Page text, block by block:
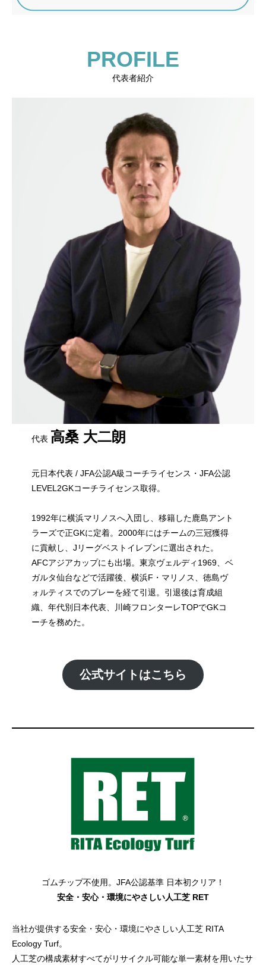
PROFILE
代表者紹介
代表 高桑 大二朗
元日本代表 / JFA公認A級コーチライセンス・JFA公認
LEVEL2GKコーチライセンス取得。
1992年に横浜マリノスへ入団し、移籍した鹿島アント
ラーズで正GKに定着。2000年にはチームの三冠獲得
に貢献し、Jリーグベストイレブンに選出された。
AFCアジアカップにも出場。東京ヴェルディ1969、ベ
ガルタ仙台などで活躍後、横浜F・マリノス、徳島ヴ
ォルティスでのプレーを経て引退。引退後は育成組
織、年代別日本代表、川崎フロンターレTOPでGKコ
ーチを務めた。
公式サイトはこちら
ゴムチップ不使用。JFA公認基準 日本初クリア！
安全・安心・環境にやさしい人工芝 RET
当社が提供する安全・安心・環境にやさしい人工芝 RITA
Ecology Turf。
人工芝の構成素材すべてがリサイクル可能な単一素材を用いたサ